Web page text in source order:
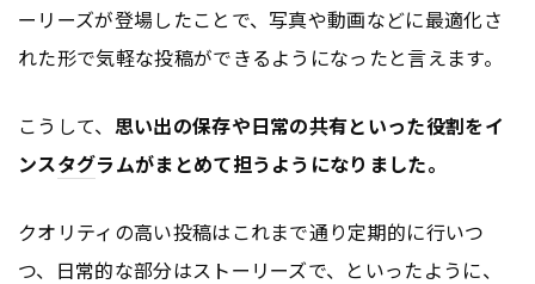
ーリーズが登場したことで、写真や動画などに最適化さ
れた形で気軽な投稿ができるようになったと言えます。
こうして、 思い出の保存や日常の共有といった役割をイ
ンスタグラムがまとめて担うようになりました。
クオリティの高い投稿はこれまで通り定期的に行いつ
つ、日常的な部分はストーリーズで、といったように、